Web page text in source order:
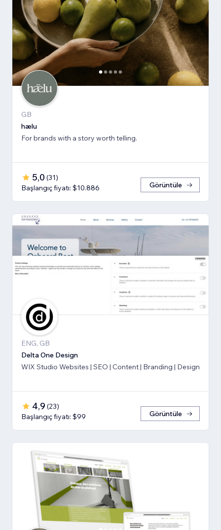
GB
hælu
For brands with a story worth telling.
5,0 (31)
Başlangıç fiyatı: $10.886
Görüntüle
ENG, GB
Delta One Design
WIX Studio Websites | SEO | Content | Branding | Design
4,9 (23)
Başlangıç fiyatı: $99
Görüntüle